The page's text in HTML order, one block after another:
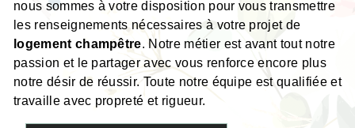
nous sommes à votre disposition pour vous transmettre
les renseignements nécessaires à votre projet de
logement champêtre. Notre métier est avant tout notre
passion et le partager avec vous renforce encore plus
notre désir de réussir. Toute notre équipe est qualifiée et
travaille avec propreté et rigueur.